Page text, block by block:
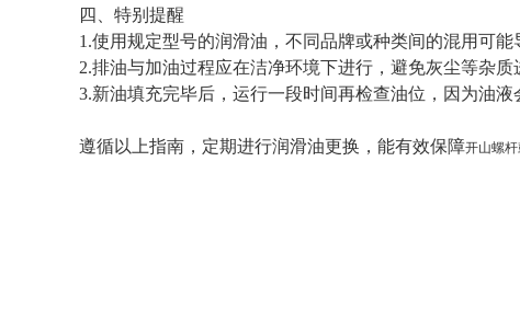
四、特别提醒
1.使用规定型号的润滑油，不同品牌或种类间的混用
2.排油与加油过程应在洁净环境下进行，避免灰尘等
3.新油填充完毕后，运行一段时间再检查油位，因
遵循以上指南，定期进行润滑油更换，能有效保障开山螺